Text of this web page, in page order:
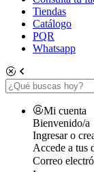
Tiendas
Catálogo
PQR
Whatsapp
Mi cuenta
Bienvenido/a
Ingresar o
Accede a tus
Correo